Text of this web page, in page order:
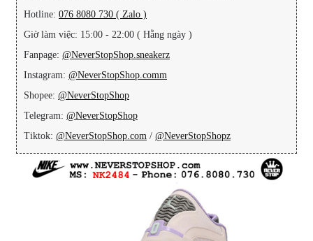
Hotline: 076 8080 730 ( Zalo )
Giờ làm việc: 15:00 - 22:00 ( Hằng ngày )
Fanpage: @NeverStopShop.sneakerz
Instagram: @NeverStopShop.comm
Shopee: @NeverStopShop
Telegram: @NeverStopShop
Tiktok: @NeverStopShop.com / @NeverStopShopz